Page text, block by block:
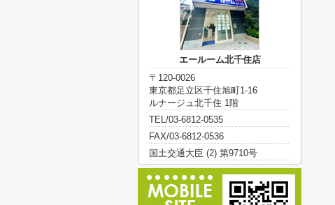
エールーム北千住店
〒120-0026
東京都足立区千住旭町1-16
ルナージュ北千住 1階
TEL/03-6812-0535
FAX/03-6812-0536
国土交通大臣 (2) 第9710号